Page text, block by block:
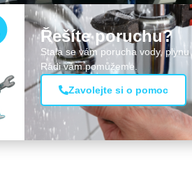
Řešíte poruchu?
Stala se vám porucha vody,
Rádi vám pomůžeme.
Zavolejte si o pomoc